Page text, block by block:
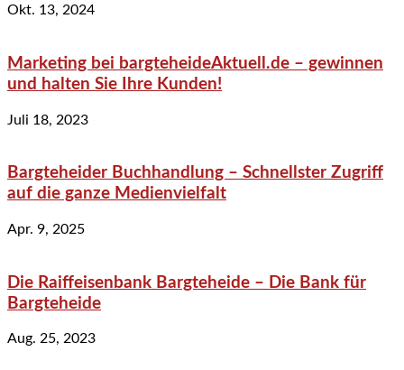
Okt. 13, 2024
Marketing bei bargteheideAktuell.de – gewinnen
und halten Sie Ihre Kunden!
Juli 18, 2023
Bargteheider Buchhandlung – Schnellster Zugriff
auf die ganze Medienvielfalt
Apr. 9, 2025
Die Raiffeisenbank Bargteheide – Die Bank für
Bargteheide
Aug. 25, 2023